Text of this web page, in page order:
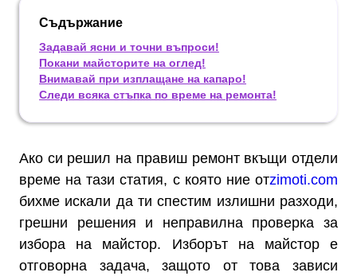
Съдържание
Задавай ясни и точни въпроси!
Покани майсторите на оглед!
Внимавай при изплащане на капаро!
Следи всяка стъпка по време на ремонта!
Ако си решил на правиш ремонт вкъщи отдели
време на тази статия, с която ние отzimoti.com
бихме искали да ти спестим излишни разходи,
грешни решения и неправилна проверка за
избора на майстор. Изборът на майстор е
отговорна задача, защото от това зависи